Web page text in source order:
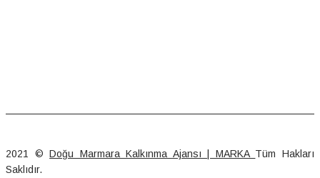
2021 ©Doğu Marmara Kalkınma Ajansı | MARKA Tüm Hakları
Saklıdır.